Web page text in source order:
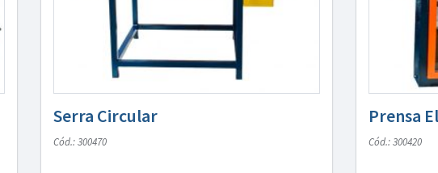
Serra Circular
Cód.: 300470
Prensa
Cód.: 300420